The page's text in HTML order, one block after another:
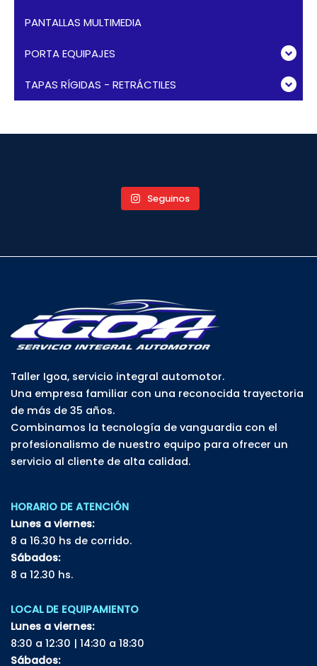
PANTALLAS MULTIMEDIA
PORTA EQUIPAJES
TAPAS RÍGIDAS - RETRÁCTILES
Seguinos
Taller Igoa, servicio integral automotor.
Una empresa familiar con una reconocida trayectoria
de más de 35 años.
Combinamos la tecnología de vanguardia con el
profesionalismo de nuestro equipo para ofrecer un
servicio al cliente de alta calidad.
HORARIO DE ATENCIÓN
Lunes a viernes:
8 a 16.30 hs de corrido.
Sábados:
8 a 12.30 hs.
LOCAL DE EQUIPAMIENTO
Lunes a viernes:
8:30 a 12:30 | 14:30 a 18:30
Sábados: